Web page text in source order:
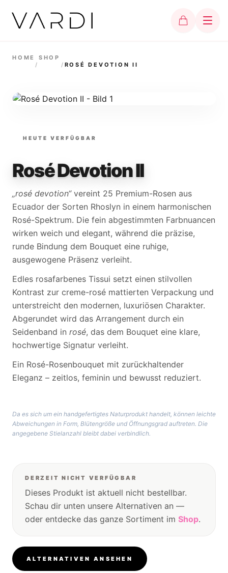
HOME
/
SHOP
/ ROSÉ DEVOTION II
HEUTE VERFÜGBAR
Rosé Devotion II
„rosé devotion“ vereint 25 Premium-Rosen aus
Ecuador der Sorten Rhoslyn in einem harmonischen
Rosé-Spektrum. Die fein abgestimmten Farbnuancen
wirken weich und elegant, während die präzise,
runde Bindung dem Bouquet eine ruhige,
ausgewogene Präsenz verleiht.
Edles rosafarbenes Tissui setzt einen stilvollen
Kontrast zur creme-rosé mattierten Verpackung und
unterstreicht den modernen, luxuriösen Charakter.
Abgerundet wird das Arrangement durch ein
Seidenband in rosé, das dem Bouquet eine klare,
hochwertige Signatur verleiht.
Ein Rosé-Rosenbouquet mit zurückhaltender
Eleganz – zeitlos, feminin und bewusst reduziert.
Da es sich um ein handgefertigtes Naturprodukt handelt, können leichte
Abweichungen in Form, Blütengröße und Öffnungsgrad auftreten. Die
angegebene Stielanzahl bleibt dabei verbindlich.
DERZEIT NICHT VERFÜGBAR
Dieses Produkt ist aktuell nicht bestellbar.
Schau dir unten unsere Alternativen an —
oder entdecke das ganze Sortiment im Shop.
ALTERNATIVEN ANSEHEN